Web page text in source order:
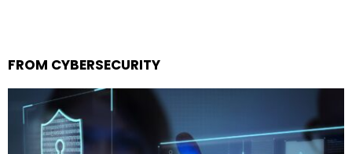
FROM CYBERSECURITY